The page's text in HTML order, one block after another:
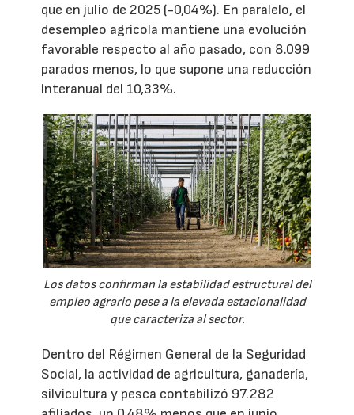
que en julio de 2025 (-0,04%). En paralelo, el
desempleo agrícola mantiene una evolución
favorable respecto al año pasado, con 8.099
parados menos, lo que supone una reducción
interanual del 10,33%.
Los datos confirman la estabilidad estructural del
empleo agrario pese a la elevada estacionalidad
que caracteriza al sector.
Dentro del Régimen General de la Seguridad
Social, la actividad de agricultura, ganadería,
silvicultura y pesca contabilizó 97.282